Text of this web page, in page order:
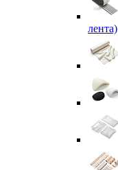
лента)